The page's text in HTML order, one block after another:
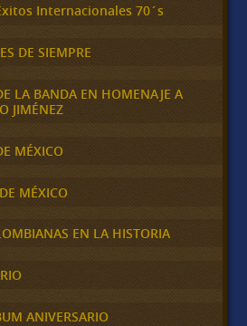
Internacionales 70´s
DE SIEMPRE
LA BANDA EN HOMENAJE A
JIMÉNEZ
MÉXICO
MÉXICO
EN LA HISTORIA
ANIVERSARIO